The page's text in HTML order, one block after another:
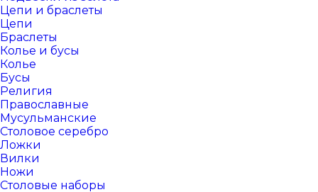
Цепи и браслеты
Цепи
Браслеты
Колье и бусы
Колье
Бусы
Религия
Православные
Мусульманские
Столовое серебро
Ложки
Вилки
Ножи
Столовые наборы